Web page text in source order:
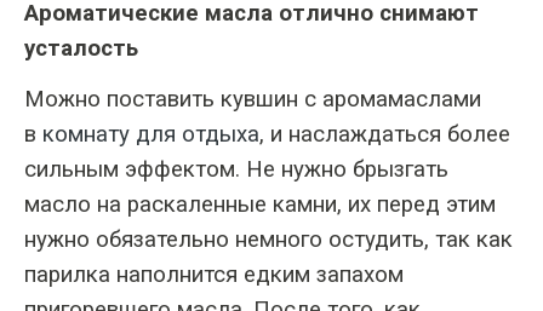
Ароматические масла отлично снимают
усталость
Можно поставить кувшин с аромамаслами
в комнату для отдыха, и наслаждаться более
сильным эффектом. Не нужно брызгать
масло на раскаленные камни, их перед этим
нужно обязательно немного остудить, так как
парилка наполнится едким запахом